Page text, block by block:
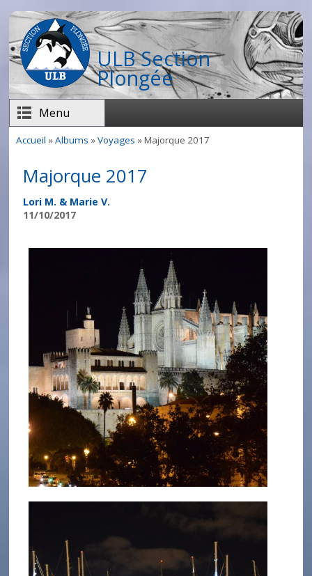
Aller au contenu principal
ULB Section
Plongée
Menu
Accueil »Albums »Voyages » Majorque 2017
Majorque 2017
Lori M. & Marie V.
11/10/2017